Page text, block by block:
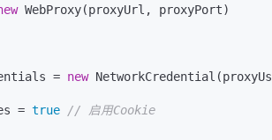
WebProxy(proxyUrl, proxyPort)
Credentials =
new
=
true
// 启用Cookie